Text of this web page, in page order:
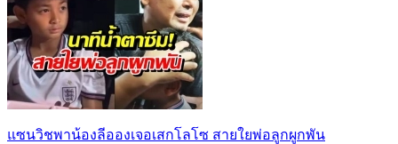
แซนวิชพาน้องลีอองเจอเสกโลโซ สายใยพ่อลูกผูกพัน